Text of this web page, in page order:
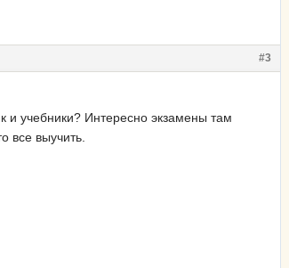
#3
и учебники? Интересно экзамены там
все выучить.